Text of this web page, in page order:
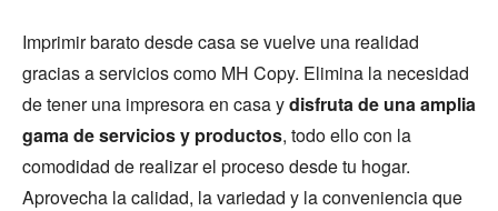
Imprimir barato desde casa se vuelve una realidad
gracias a servicios como MH Copy. Elimina la necesidad
de tener una impresora en casa ydisfruta de una amplia
gama de servicios y productos, todo ello con la
comodidad de realizar el proceso desde tu hogar.
Aprovecha la calidad, la variedad y la conveniencia que